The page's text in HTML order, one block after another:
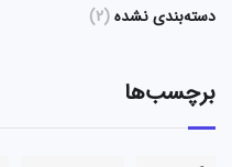
دسته‌بندی نشده(2)
برچسب‌ها